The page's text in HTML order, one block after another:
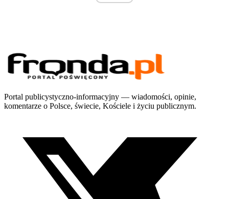
Portal publicystyczno-informacyjny — wiadomości, opinie,
komentarze o Polsce, świecie, Kościele i życiu publicznym.